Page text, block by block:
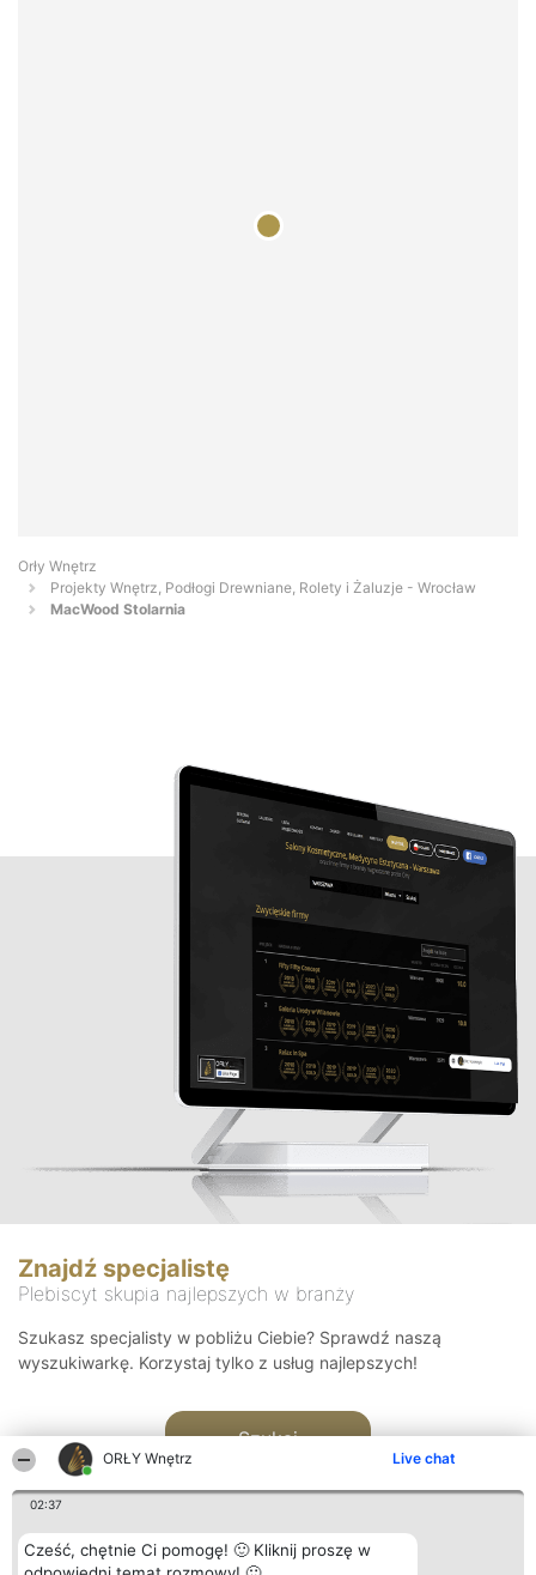
ORŁY Wnętrz Live chat
02:37
Cześć, chętnie Ci pomogę! 🙂 Kliknij proszę w
Orły Wnętrz
Projekty Wnętrz, Podłogi Drewniane, Rolety i Żaluzje - Wrocław
MacWood Stolarnia
Znajdź specjalistę
Plebiscyt skupia najlepszych w branży
Szukasz specjalisty w pobliżu Ciebie? Sprawdź naszą
wyszukiwarkę. Korzystaj tylko z usług najlepszych!
Szukaj